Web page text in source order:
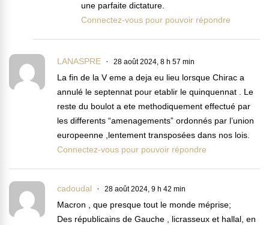
une parfaite dictature.
Connectez-vous pour pouvoir répondre
LANASPRE 28 août 2024, 8 h 57 min
La fin de la V eme a deja eu lieu lorsque Chirac a
annulé le septennat pour etablir le quinquennat . Le
reste du boulot a ete methodiquement effectué par
les differents “amenagements” ordonnés par l’union
europeenne ,lentement transposées dans nos lois.
Connectez-vous pour pouvoir répondre
cadoudal 28 août 2024, 9 h 42 min
Macron , que presque tout le monde méprise;
Des républicains de Gauche , licrasseux et hallal, en